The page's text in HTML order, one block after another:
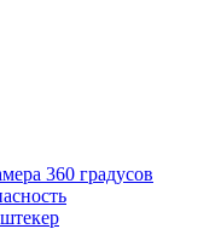
360 градусов